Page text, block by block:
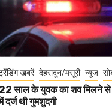
खबरें देहरादून/मसूरी न्यूज़
साल के युवक का शव मिलने से
दर्ज थी गुमशुदगी